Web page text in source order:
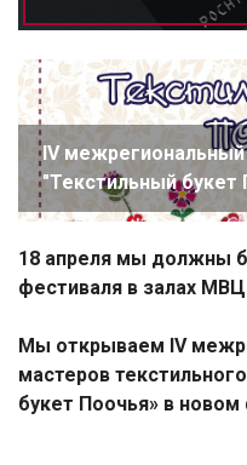
IV
"Текстильный букет
18 апреля мы должны
фестиваля в залах
Мы открываем IV
мастеров
букет Поочья» в